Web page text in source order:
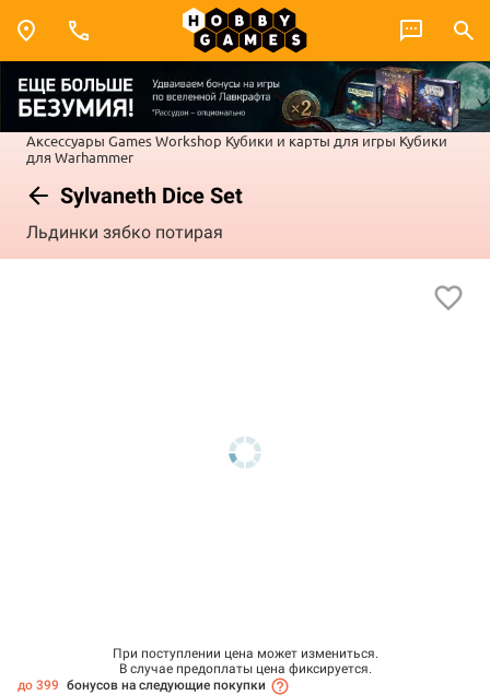
Аксессуары Games Workshop Кубики и карты для игры Кубики
для Warhammer
Sylvaneth Dice Set
Льдинки зябко потирая
При поступлении цена может измениться.
В случае предоплаты цена фиксируется.
до 399 бонусов на следующие покупки